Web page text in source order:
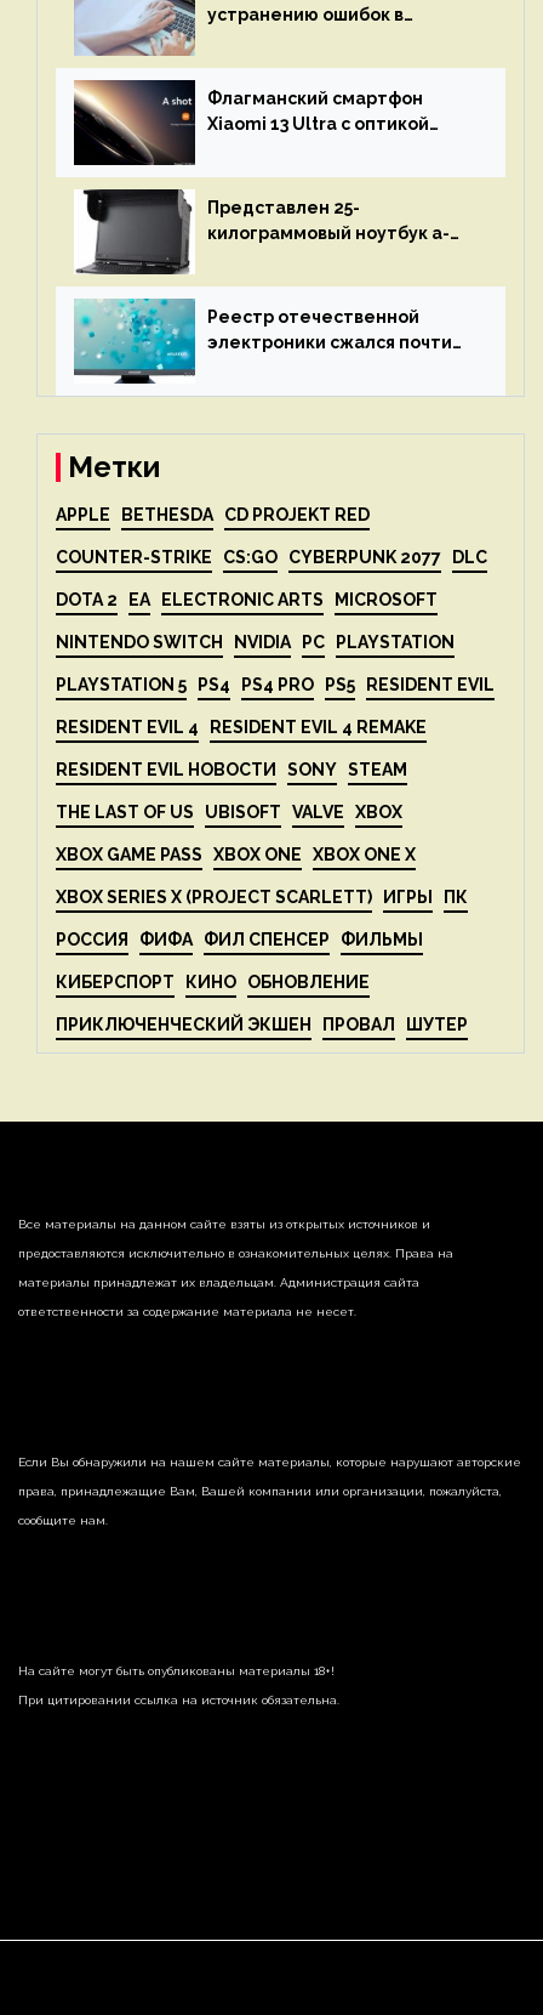
устранению ошибок в
остановится до полного
восстановления кода и
объяснит, что пошло не так
Флагманский смартфон
Xiaomi 13 Ultra с оптикой
представят 18 апреля
Представлен 25-
килограммовый ноутбук a-
до 3 Тбайт DDR5 и шесть
дисплеев
Реестр отечественной
электроники сжался почти
Метки
APPLE BETHESDA CD PROJEKT RED
COUNTER-STRIKE CS:GO CYBERPUNK 2077 DLC
DOTA 2 EA ELECTRONIC ARTS MICROSOFT
NINTENDO SWITCH NVIDIA PC PLAYSTATION
PLAYSTATION 5 PS4 PS4 PRO PS5 RESIDENT EVIL
RESIDENT EVIL 4 RESIDENT EVIL 4 REMAKE
RESIDENT EVIL НОВОСТИ SONY STEAM
THE LAST OF US UBISOFT VALVE XBOX
XBOX GAME PASS XBOX ONE XBOX ONE X
XBOX SERIES X (PROJECT SCARLETT) ИГРЫ ПК
РОССИЯ ФИФА ФИЛ СПЕНСЕР ФИЛЬМЫ
КИБЕРСПОРТ КИНО ОБНОВЛЕНИЕ
ПРИКЛЮЧЕНЧЕСКИЙ ЭКШЕН ПРОВАЛ ШУТЕР
Все материалы на данном сайте взяты из открытых источников и
предоставляются исключительно в ознакомительных целях. Права на
материалы принадлежат их владельцам. Администрация сайта
ответственности за содержание материала не несет.
Если Вы обнаружили на нашем сайте материалы, которые нарушают авторские
права, принадлежащие Вам, Вашей компании или организации, пожалуйста,
сообщите нам.
На сайте могут быть опубликованы материалы 18+!
При цитировании ссылка на источник обязательна.